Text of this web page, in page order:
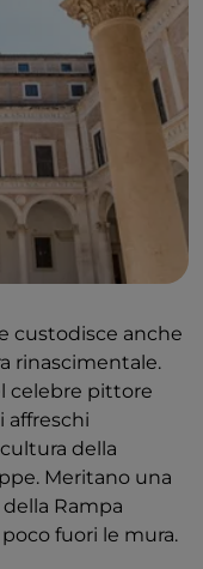
custodisce anche
rinascimentale.
celebre pittore
affreschi
della
Meritano una
Rampa
fuori le mura.